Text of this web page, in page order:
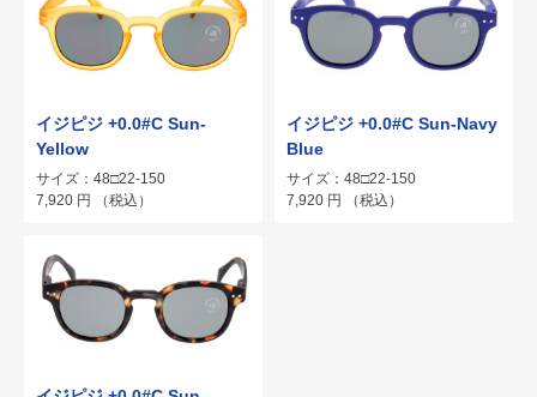
イジピジ +0.0#C Sun-
Yellow
サイズ：48□22-150
7,920 円 （税込）
イジピジ +0.0#C Sun-Navy
Blue
サイズ：48□22-150
7,920 円 （税込）